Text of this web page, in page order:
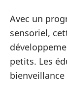
Avec un
sensoriel,
petits. Les